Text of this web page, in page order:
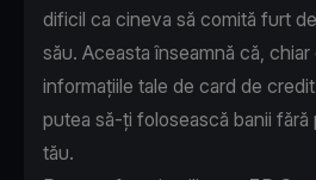
dificil ca cineva să comită furt
său. Aceasta înseamnă că,
informațiile tale de card de
putea să-ți folosească banii fără
tău.